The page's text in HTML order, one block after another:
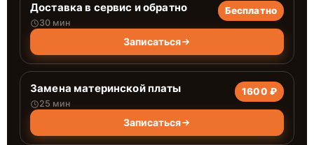
Доставка в сервис и обратно
30 мин
Бесплатно
Записаться
Замена материнской платы
25 мин
1600 ₽
Записаться